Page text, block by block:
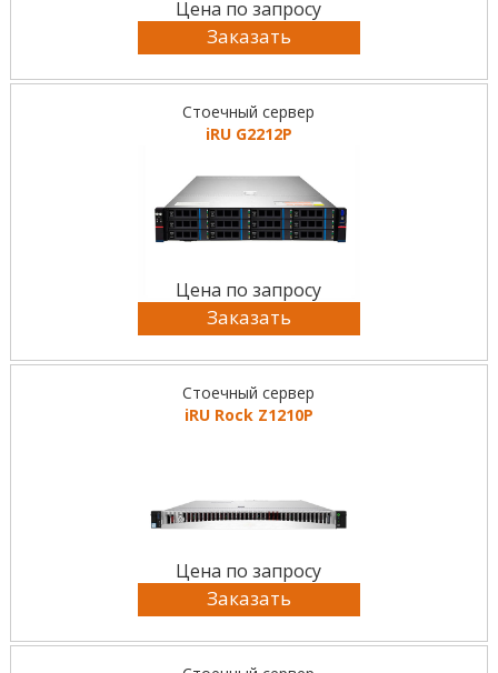
Цена по запросу
Заказать
Стоечный сервер
iRU G2212P
Цена по запросу
Заказать
Стоечный сервер
iRU Rock Z1210P
Цена по запросу
Заказать